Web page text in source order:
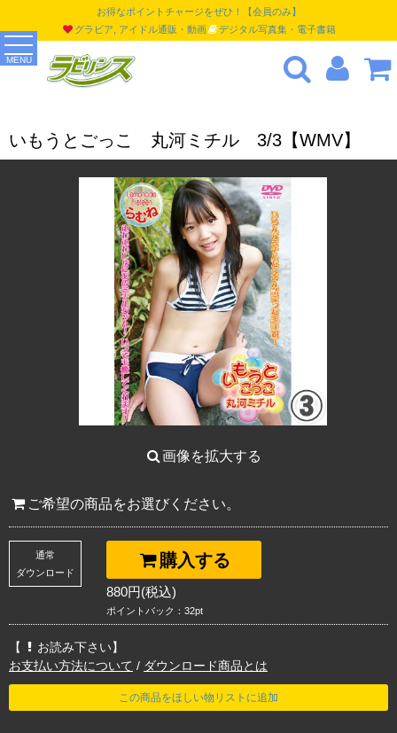
MENU
お得なポイントチャージをぜひ！【会員のみ】
グラビア, アイドル通販・動画
デジタル写真集・電子書籍
いもうとごっこ 丸河ミチル 3/3【WMV】
画像を拡大する
ご希望の商品をお選びください。
購入する
通常
ダウンロード
880円(税込)
ポイントバック：32pt
【
お読み下さい】
お支払い方法について / ダウンロード商品とは
この商品をほしい物リストに追加